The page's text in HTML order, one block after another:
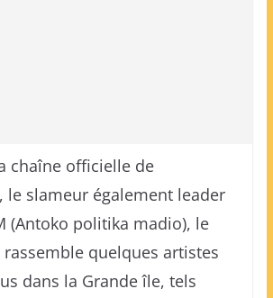
chaîne officielle de
le slameur également leader
(Antoko politika madio), le
quelques artistes
dans la Grande île, tels